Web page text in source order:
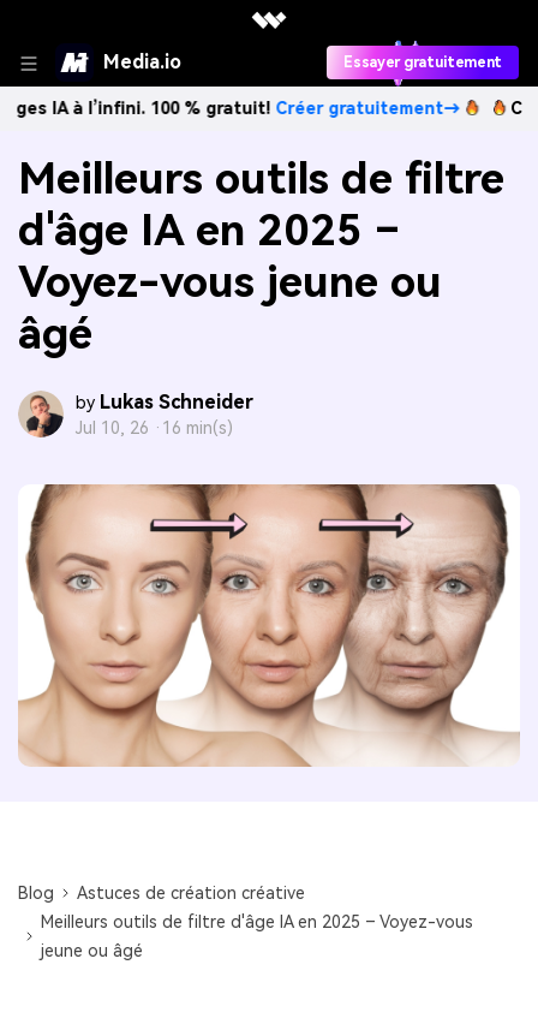
Media.io Essayer gratuitement
l’infini. 100 % gratuit!Créer gratuitement→ Créez des
Meilleurs outils de filtre
d'âge IA en 2025 –
Voyez-vous jeune ou
âgé
by Lukas Schneider
Jul 10, 26 · 16 min(s)
Blog
Astuces de création créative
Meilleurs outils de filtre d'âge IA en 2025 – Voyez-vous
jeune ou âgé